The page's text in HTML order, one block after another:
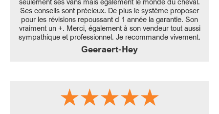
Ses conseils sont précieux. De plus le système proposer
pour les révisions repoussant d 1 année la garantie. Son
vraiment un +. Merci, également à son vendeur tout aussi
sympathique et professionnel. Je recommande vivement.
Geeraert-Hey